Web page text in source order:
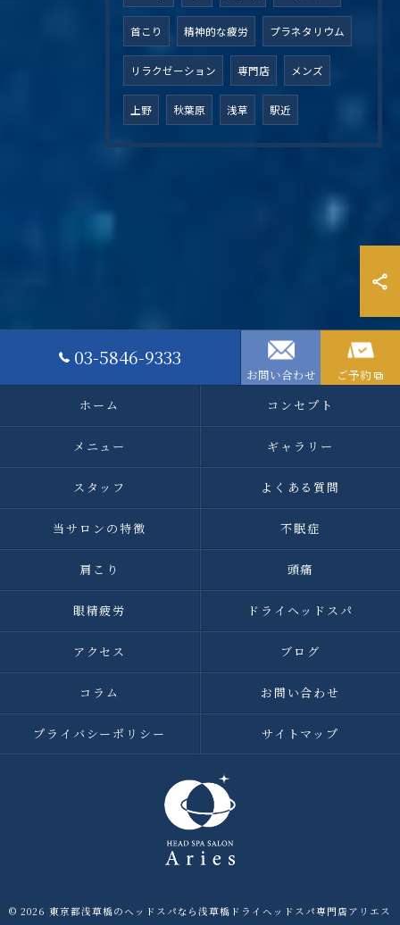
首こり 精神的な疲労 プラネタリウム
リラクゼーション 専門店 メンズ
上野 秋葉原 浅草 駅近
03-5846-9333
お問い合わせ
ご予約
ホーム
コンセプト
メニュー ギャラリー
スタッフ よくある質問
当サロンの特徴 不眠症
肩こり 頭痛
眼精疲労 ドライヘッドスパ
アクセス ブログ
コラム お問い合わせ
プライバシーポリシー サイトマップ
© 2026 東京都浅草橋のヘッドスパなら浅草橋ドライヘッドスパ専門店アリエス